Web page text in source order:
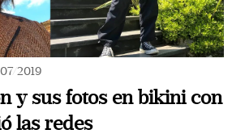
2019
y sus fotos en bikini con
las redes